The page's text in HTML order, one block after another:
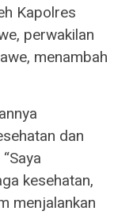
Kapolres
perwakilan
menambah
dan
kesehatan,
menjalankan